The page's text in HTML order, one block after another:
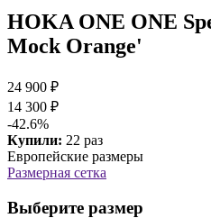
HOKA ONE ONE
Mock Orange'
24 900 ₽
14 300 ₽
-42.6%
Купили: 22 раз
Европейские размеры
Размерная сетка
Выберите размер